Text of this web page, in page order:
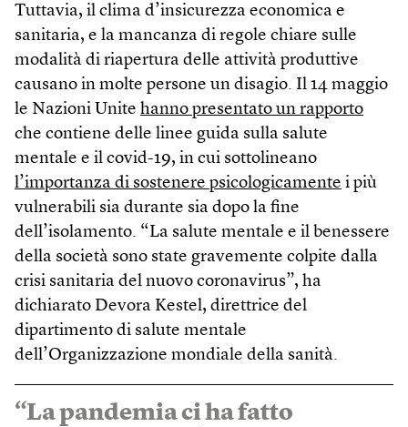
Tuttavia, il clima d’insicurezza economica e
sanitaria, e la mancanza di regole chiare sulle
modalità di riapertura delle attività produttive
causano in molte persone un disagio. Il 14 maggio
le Nazioni Unite hanno presentato un rapporto
che contiene delle linee guida sulla salute
mentale e il covid-19, in cui sottolineano
l’importanza di sostenere psicologicamente i più
vulnerabili sia durante sia dopo la fine
dell’isolamento. “La salute mentale e il benessere
della società sono state gravemente colpite dalla
crisi sanitaria del nuovo coronavirus”, ha
dichiarato Devora Kestel, direttrice del
dipartimento di salute mentale
dell’Organizzazione mondiale della sanità.
“La pandemia ci ha fatto